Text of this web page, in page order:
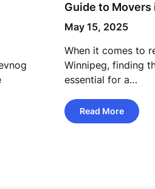
Guide to Movers
May 15, 2025
When it comes to
Winnipeg, finding
essential for a…
Read More